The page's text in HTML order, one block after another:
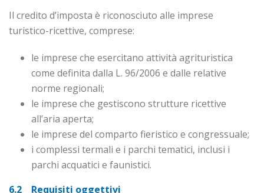
Il credito d’imposta è riconosciuto alle imprese
turistico-ricettive, comprese:
le imprese che esercitano attività agrituristica
come definita dalla L. 96/2006 e dalle relative
norme regionali;
le imprese che gestiscono strutture ricettive
all’aria aperta;
le imprese del comparto fieristico e congressuale;
i complessi termali e i parchi tematici, inclusi i
parchi acquatici e faunistici.
6.2 Requisiti oggettivi